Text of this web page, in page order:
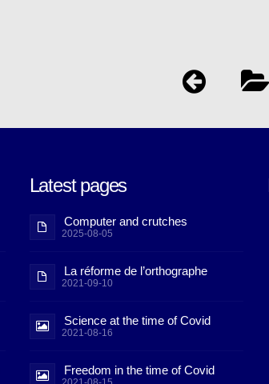
Latest pages
Computer and crutches
2025-08-05
La réforme de l’orthographe
2021-09-10
Science at the time of Covid
2021-08-16
Freedom in the time of Covid